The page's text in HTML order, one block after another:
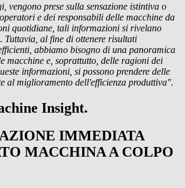
vengono prese sulla sensazione istintiva o
e dei responsabili delle macchine da
quotidiane, tali informazioni si rivelano
Tuttavia, al fine di ottenere risultati
abbiamo bisogno di una panoramica
macchine e, soprattutto, delle ragioni dei
informazioni, si possono prendere delle
al miglioramento dell'efficienza produttiva".
Insight.
IMMEDIATA
MACCHINA A COLPO